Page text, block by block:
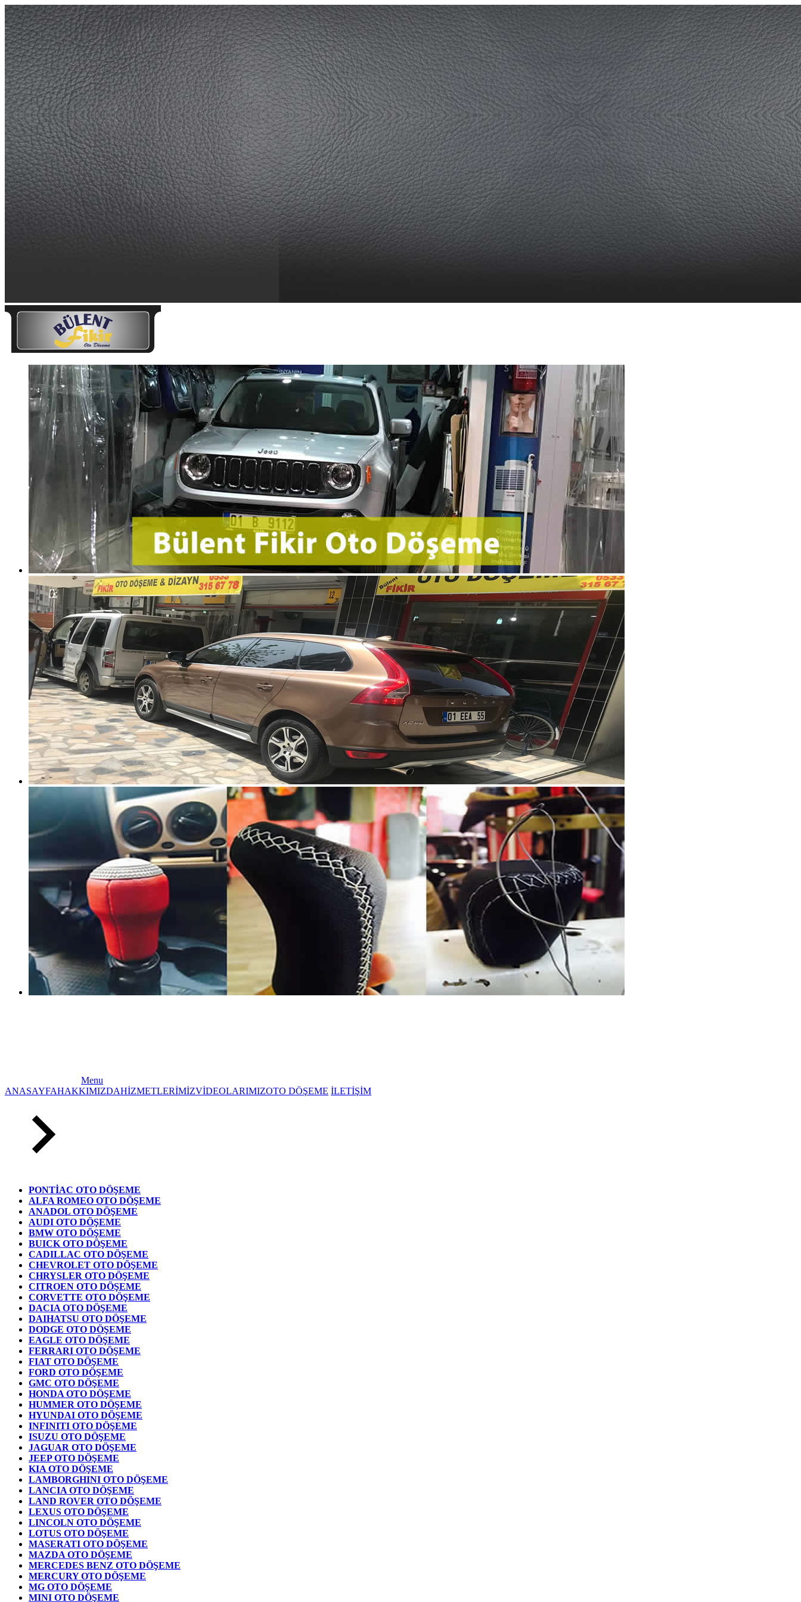
Menu
ANASAYFAHAKKIMIZDAHİZMETLERİMİZVİDEOLARIMIZOTO DÖŞEME İLETİŞİM
PONTİAC OTO DÖŞEME
ALFA ROMEO OTO DÖŞEME
ANADOL OTO DÖŞEME
AUDI OTO DÖŞEME
BMW OTO DÖŞEME
BUICK OTO DÖŞEME
CADILLAC OTO DÖŞEME
CHEVROLET OTO DÖŞEME
CHRYSLER OTO DÖŞEME
CITROEN OTO DÖŞEME
CORVETTE OTO DÖŞEME
DACIA OTO DÖŞEME
DAIHATSU OTO DÖŞEME
DODGE OTO DÖŞEME
EAGLE OTO DÖŞEME
FERRARI OTO DÖŞEME
FIAT OTO DÖŞEME
FORD OTO DÖŞEME
GMC OTO DÖŞEME
HONDA OTO DÖŞEME
HUMMER OTO DÖŞEME
HYUNDAI OTO DÖŞEME
INFINITI OTO DÖŞEME
ISUZU OTO DÖŞEME
JAGUAR OTO DÖŞEME
JEEP OTO DÖŞEME
KIA OTO DÖŞEME
LAMBORGHINI OTO DÖŞEME
LANCIA OTO DÖŞEME
LAND ROVER OTO DÖŞEME
LEXUS OTO DÖŞEME
LINCOLN OTO DÖŞEME
LOTUS OTO DÖŞEME
MASERATI OTO DÖŞEME
MAZDA OTO DÖŞEME
MERCEDES BENZ OTO DÖŞEME
MERCURY OTO DÖŞEME
MG OTO DÖŞEME
MINI OTO DÖŞEME